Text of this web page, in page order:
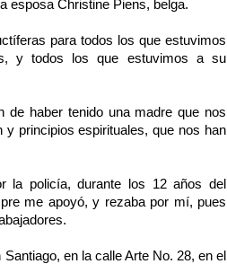
esposa Christine Piens, belga.
para todos los que estuvimos
y todos los que estuvimos a su
de haber tenido una madre que nos
principios espirituales, que nos han
la policía, durante los 12 años del
me apoyó, y rezaba por mí, pues
en la calle Arte No. 28, en el